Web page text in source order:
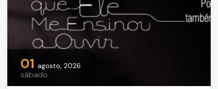
01 agosto, 2026
sábado